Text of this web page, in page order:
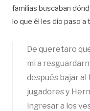
familias buscaban
lo que él les dio paso a
De queretaro
mi a
después bajar al
jugadores y
ingresar a los